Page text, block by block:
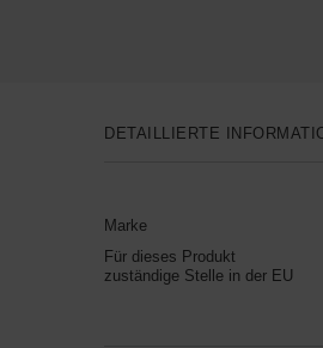
DETAILLIERTE
Marke
Für dieses Produkt
zuständige Stelle in der EU